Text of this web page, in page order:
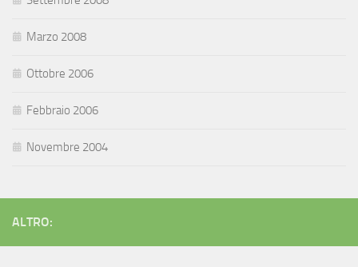
Marzo 2008
Ottobre 2006
Febbraio 2006
Novembre 2004
ALTRO: